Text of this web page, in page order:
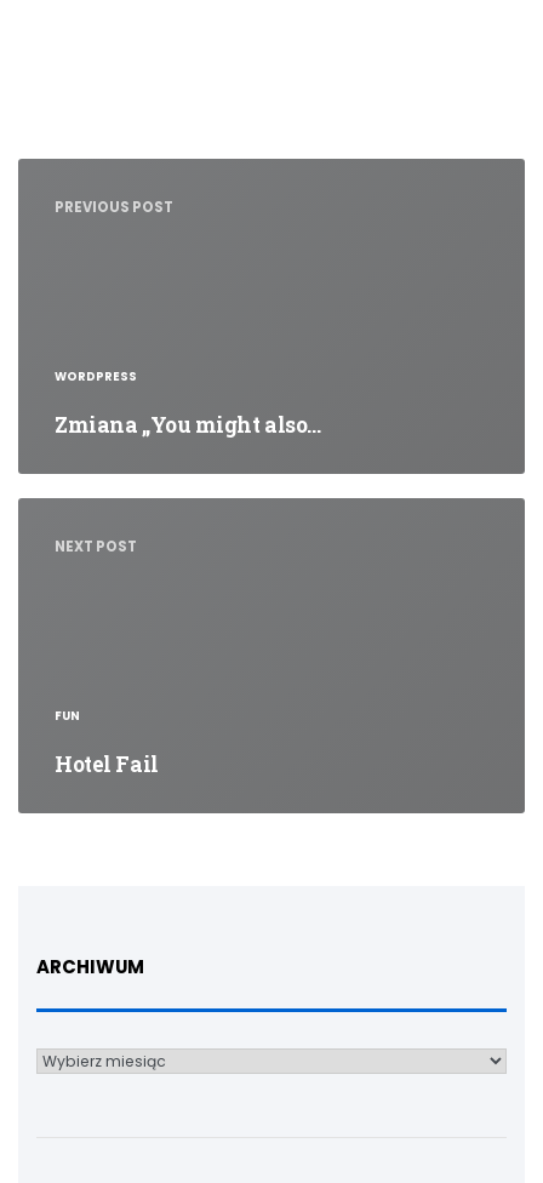
Nawigacja
PREVIOUS POST
WORDPRESS
Zmiana „You might also…
NEXT POST
FUN
Hotel Fail
ARCHIWUM
Archiwum